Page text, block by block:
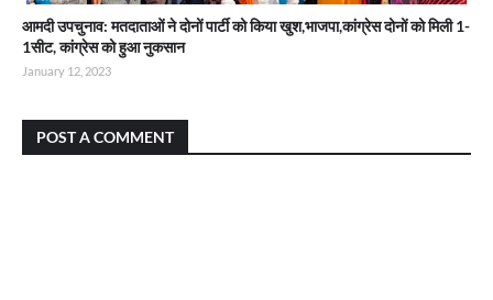
आमदी उपचुनाव: मतदाताओं ने दोनों पार्टी को किया खुश,भाजपा,कांग्रेस दोनों को मिली 1-
1सीट, कांग्रेस को हुआ नुकसान
January 12, 2023
POST A COMMENT